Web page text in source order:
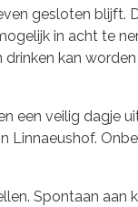
gesloten blijft.
in acht te
kan
een veilig dagje
Linnaeushof.
Spontaan aan